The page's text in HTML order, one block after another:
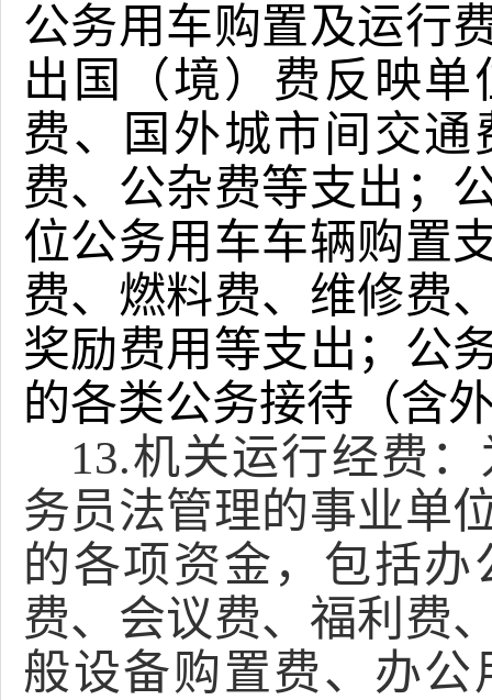
公务用车购置及运行
出国（境）费反映
费、国外城市间交
费、公杂费等支出；
位公务用车车辆购置
费、燃料费、维修费
奖励费用等支出；公
的各类公务接待（含
13.机关运行经费
务员法管理的事业单
的各项资金，包括
费、会议费、福利费
般设备购置费、办